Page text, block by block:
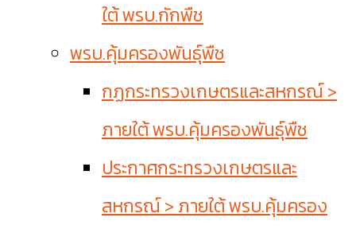
ใต้ พรบ.กักพืช
พรบ.คุ้มครองพันธุ์พืช
กฏกระทรวงเกษตรและสหกรณ์ >
ภายใต้ พรบ.คุ้มครองพันธุ์พืช
ประกาศกระทรวงเกษตรและ
สหกรณ์ > ภายใต้ พรบ.คุ้มครอง